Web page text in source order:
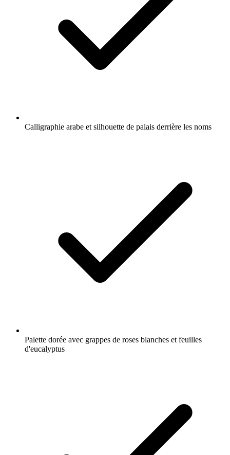
Calligraphie arabe et silhouette de palais derrière les noms
Palette dorée avec grappes de roses blanches et feuilles
d'eucalyptus